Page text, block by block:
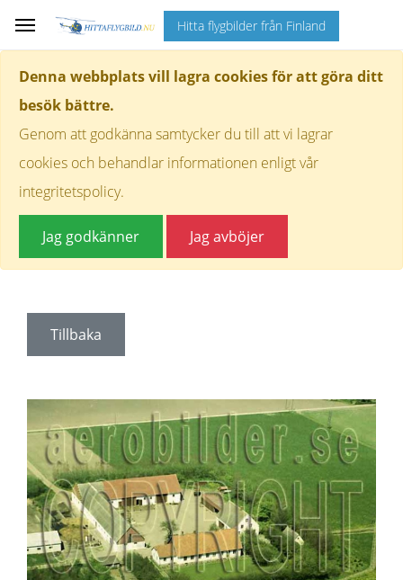
Denna webbplats vill lagra cookies för att göra ditt
besök bättre.
Genom att godkänna samtycker du till att vi lagrar
cookies och behandlar informationen enligt vår
integritetspolicy.
Jag godkänner Jag avböjer
Hitta flygbilder från Finland
Tillbaka